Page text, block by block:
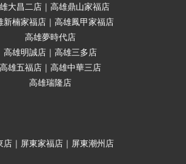
大昌二店｜高雄鼎山家福店
新楠家福店｜高雄鳳甲家福店
高雄夢時代店
高雄明誠店｜高雄三多店
高雄五福店｜高雄中華三店
高雄瑞隆店
店｜屏東家福店｜屏東潮州店